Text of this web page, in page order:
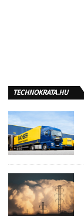
TECHNOKRATA.HU